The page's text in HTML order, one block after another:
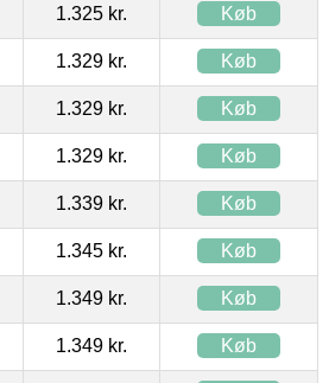
1.325 kr. Køb
1.329 kr. Køb
1.329 kr. Køb
1.329 kr. Køb
1.339 kr. Køb
1.345 kr. Køb
1.349 kr. Køb
1.349 kr. Køb